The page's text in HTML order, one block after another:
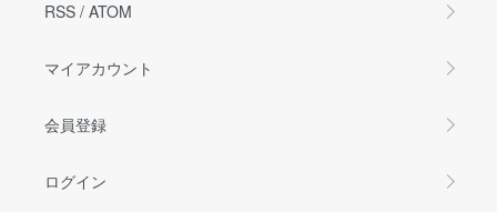
RSS / ATOM
マイアカウント
会員登録
ログイン